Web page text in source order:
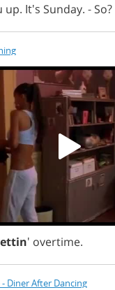
up. It's Sunday. - So?
' overtime.
- Diner After Dancing